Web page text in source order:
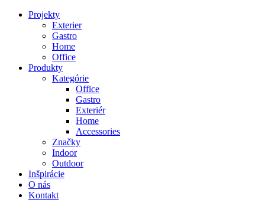
Projekty
Exterier
Gastro
Home
Office
Produkty
Kategórie
Office
Gastro
Exteriér
Home
Accessories
Značky
Indoor
Outdoor
Inšpirácie
O nás
Kontakt